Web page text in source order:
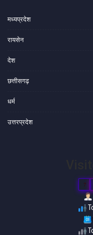
मध्यप्रदेश
रायसेन
देश
छत्तीसगढ़
धर्म
उत्तरप्रदेश
7